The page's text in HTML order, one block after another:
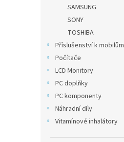
SAMSUNG
SONY
TOSHIBA
Příslušenství k mobilům
Počítače
LCD Monitory
PC doplňky
PC komponenty
Náhradní díly
Vitamínové inhalátory